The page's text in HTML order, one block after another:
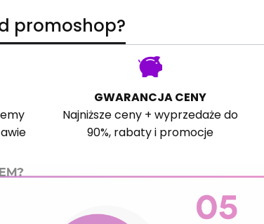
promoshop?
GWARANCJA CENY
Najniższe ceny + wyprzedaże do
90%, rabaty i promocje